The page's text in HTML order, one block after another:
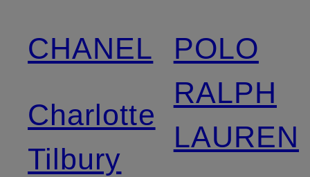
CHANEL
Charlotte
Tilbury
POLO
RALPH
LAUREN